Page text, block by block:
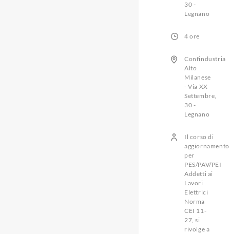
30 -
Legnano
4 ore
Confindustria
Alto
Milanese
- Via XX
Settembre,
30 -
Legnano
Il corso di
aggiornamento
per
PES/PAV/PEI
Addetti ai
Lavori
Elettrici
Norma
CEI 11-
27, si
rivolge a